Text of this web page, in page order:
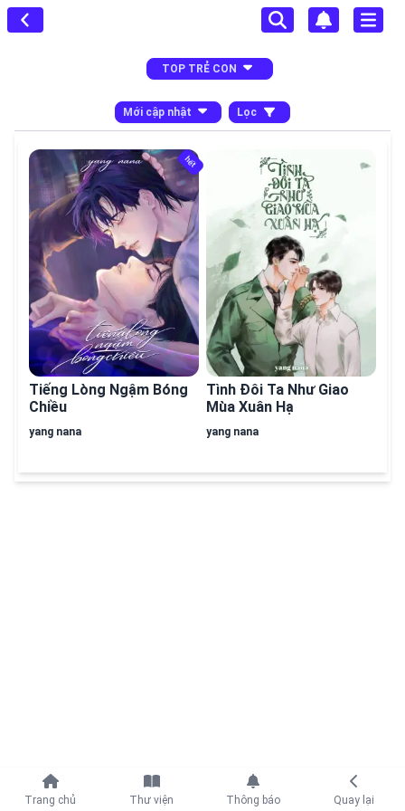
Tiếp tục với
TOP TRẺ CON
Mới cập nhật Lọc
Tiếng Lòng Ngậm Bóng
Chiều
yang nana
hết
Tình Đôi Ta Như Giao
Mùa Xuân Hạ
yang nana
Trang chủ Thư viện Thông báo Quay lại